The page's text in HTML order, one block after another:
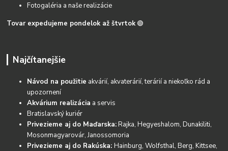
Fotogaléria a naše realizácie
Tovar expedujeme pondelok až štvrtok 🟢
Najčítanejšie
Návod na použitie akvárií, akvaterárií, terárií a niekoľko rád a
upozornení
Akvárium realizácia a servis
Bratislavský kuriér
Privezieme aj do Maďarska:Rajka, Hegyeshalom, Dunakiliti,
Mosonmagyarovár, Janossomoria
Privezieme aj do Rakúska:Hainburg, Wolfsthal, Berg, Kittsee,